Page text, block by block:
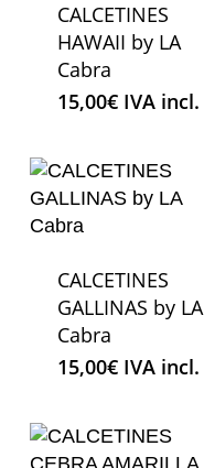
CALCETINES
HAWAII by LA
Cabra
15,00€ IVA incl.
CALCETINES
GALLINAS by LA
Cabra
15,00€ IVA incl.